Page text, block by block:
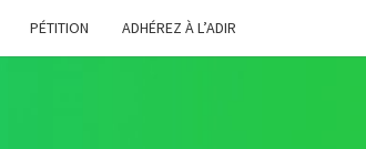
PÉTITION ADHÉREZ À L’ADIR